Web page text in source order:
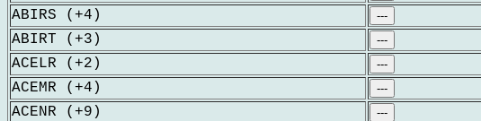
ABIRS (+4) ---
ABIRT (+3) ---
ACELR (+2) ---
ACEMR (+4) ---
ACENR (+9) ---